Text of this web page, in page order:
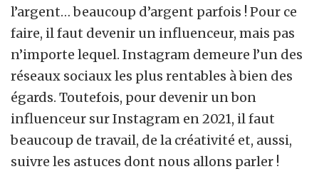
l’argent… beaucoup d’argent parfois ! Pour ce
faire, il faut devenir un influenceur, mais pas
n’importe lequel. Instagram demeure l’un des
réseaux sociaux les plus rentables à bien des
égards. Toutefois, pour devenir un bon
influenceur sur Instagram en 2021, il faut
beaucoup de travail, de la créativité et, aussi,
suivre les astuces dont nous allons parler !